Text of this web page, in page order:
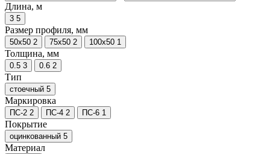
Длина, м
3 5
Размер профиля, мм
50х50 2 75х50 2 100х50 1
Толщина, мм
0.5 3 0.6 2
Тип
стоечный 5
Маркировка
ПС-2 2 ПС-4 2 ПС-6 1
Покрытие
оцинкованный 5
Материал